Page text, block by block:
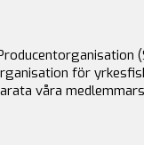
för
våra